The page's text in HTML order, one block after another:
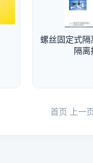
螺丝固定式
隔离
首页 上一